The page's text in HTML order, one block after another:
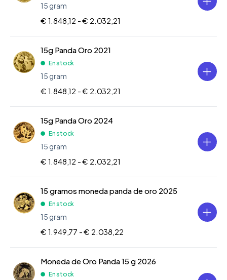
15 gram
€ 1.848,12 -€ 2.032,21
15g Panda Oro 2021
En stock
15 gram
€ 1.848,12 -€ 2.032,21
15g Panda Oro 2024
En stock
15 gram
€ 1.848,12 -€ 2.032,21
15 gramos moneda panda de oro 2025
En stock
15 gram
€ 1.949,77 -€ 2.038,22
Moneda de Oro Panda 15 g 2026
En stock